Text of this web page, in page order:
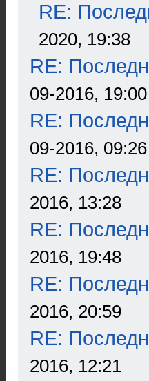
RE:
2020, 19:38
RE:
09-2016, 19:00
RE:
09-2016, 09:26
RE:
2016, 13:28
RE:
2016, 19:48
RE:
2016, 20:59
RE:
2016, 12:21